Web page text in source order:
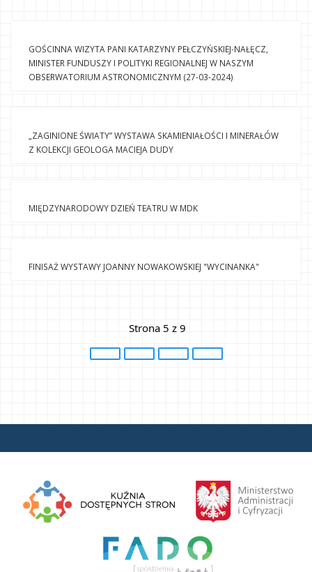
GOŚCINNA WIZYTA PANI KATARZYNY PEŁCZYŃSKIEJ-NAŁĘCZ,
MINISTER FUNDUSZY I POLITYKI REGIONALNEJ W NASZYM
OBSERWATORIUM ASTRONOMICZNYM (27-03-2024)
„ZAGINIONE ŚWIATY” WYSTAWA SKAMIENIAŁOŚCI I MINERAŁÓW
Z KOLEKCJI GEOLOGA MACIEJA DUDY
MIĘDZYNARODOWY DZIEŃ TEATRU W MDK
FINISAŻ WYSTAWY JOANNY NOWAKOWSKIEJ "WYCINANKA"
Strona 5 z 9